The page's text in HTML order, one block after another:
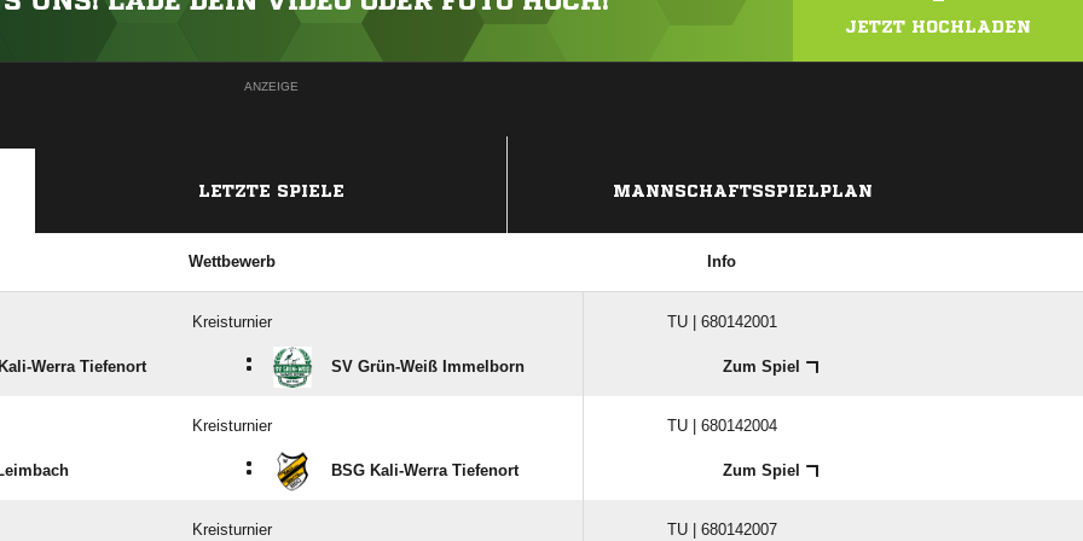
JETZT HOCHLADEN
ANZEIGE
LETZTE SPIELE MANNSCHAFTSSPIELPLAN
Wettbewerb Info
Kreisturnier TU | 680142001
Werra Tiefenort : SV Grün-Weiß Immelborn Zum Spiel
Kreisturnier TU | 680142004
: BSG Kali-Werra Tiefenort Zum Spiel
Kreisturnier TU | 680142007